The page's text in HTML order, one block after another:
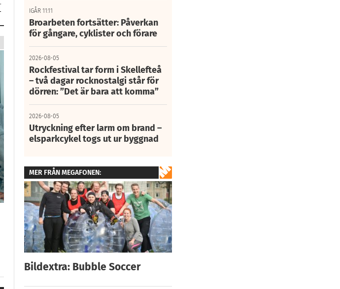
IGÅR 11:11
Broarbeten fortsätter: Påverkan
för gångare, cyklister och förare
2026-08-05
Rockfestival tar form i Skellefteå
– två dagar rocknostalgi står för
dörren: ”Det är bara att komma”
2026-08-05
Utryckning efter larm om brand –
elsparkcykel togs ut ur byggnad
MER FRÅN MEGAFONEN:
Bildextra: Bubble Soccer